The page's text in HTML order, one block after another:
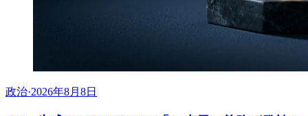
政治·2026年8月8日